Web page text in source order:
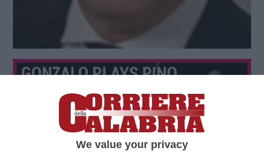
We value your privacy